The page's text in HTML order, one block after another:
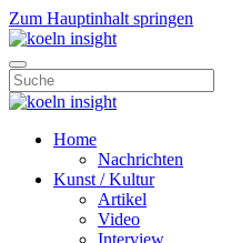
Zum Hauptinhalt springen
Home
Nachrichten
Kunst / Kultur
Artikel
Video
Interview